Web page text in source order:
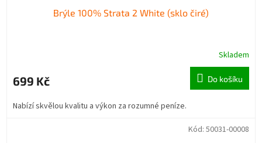
Brýle 100% Strata 2 White (sklo čiré)
Skladem
699 Kč Do košíku
Nabízí skvělou kvalitu a výkon za rozumné peníze.
Kód: 50031-00008